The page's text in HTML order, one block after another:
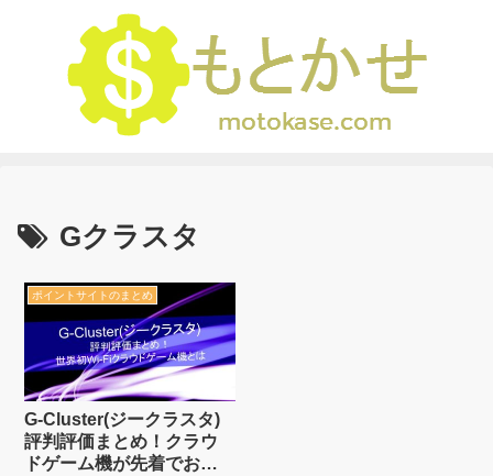
Gクラスタ
ポイントサイトのまとめ
G-Cluster(ジークラスタ)
評判評価まとめ！クラウ
ドゲーム機が先着でお得